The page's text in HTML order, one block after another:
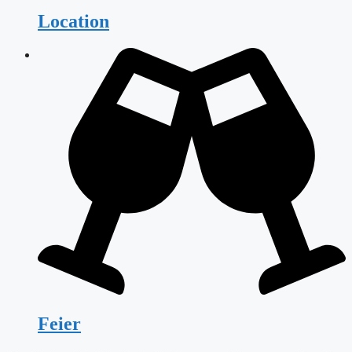
Location
Feier